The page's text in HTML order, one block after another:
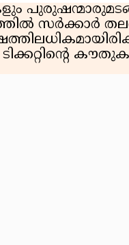
സർക്കാർ
ടിക്കറ്റിൻ്റെ